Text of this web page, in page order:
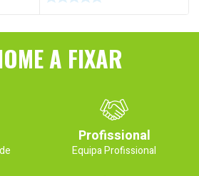
A FIXAR
Profissional
Equipa Profissional